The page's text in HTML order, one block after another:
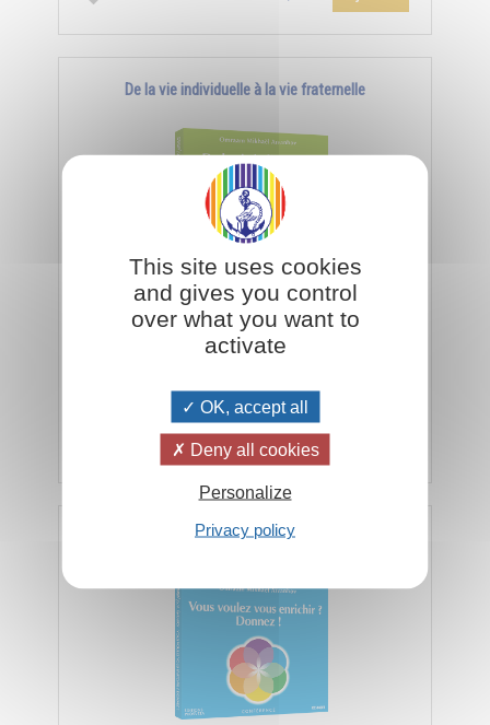
De la vie individuelle à la vie fraternelle
C’est dans la vie fraternelle que nous sont données
5,00€
Vous voulez vous enrichir ? Donnez !
This site uses cookies
and gives you control
over what you want to
activate
OK, accept all
Deny all cookies
Personalize
Privacy policy